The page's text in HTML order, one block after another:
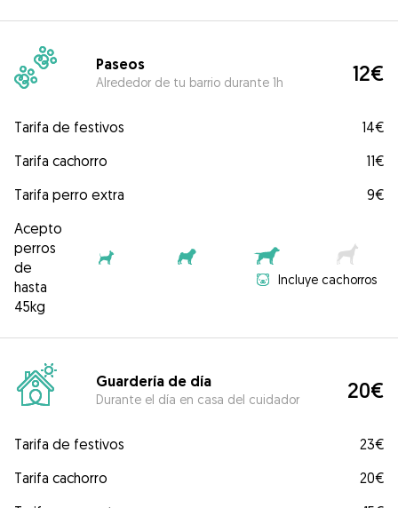
Paseos
Alrededor de tu barrio durante 1h 12€
Tarifa de festivos
14€
Tarifa cachorro
11€
Tarifa perro extra
9€
Acepto
perros
de
hasta
45kg
Incluye cachorros
Guardería de día
Durante el día en casa del cuidador 20€
Tarifa de festivos
23€
Tarifa cachorro
20€